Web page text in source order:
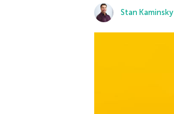
Stan Kaminsky